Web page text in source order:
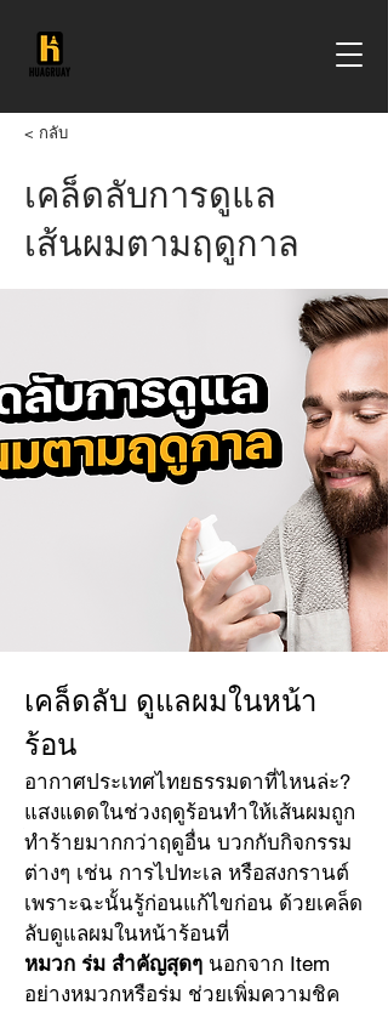
< กลับ
เคล็ดลับการดูแล
เส้นผมตามฤดูกาล
หัวกรวย ตัดผมชาย สอน
ตัดผมชาย
Jul 25, 2024
วิธีดูแลเส้นผมฤดูต่างๆ
เคล็ดลับ ดูแลผมในหน้า
ร้อน
อากาศประเทศไทยธรรมดาที่ไหนล่ะ?
แสงแดดในช่วงฤดูร้อนทำให้เส้นผมถูก
ทำร้ายมากกว่าฤดูอื่น บวกกับกิจกรรม
ต่างๆ เช่น การไปทะเล หรือสงกรานต์
เพราะฉะนั้นรู้ก่อนแก้ไขก่อน ด้วยเคล็ด
ลับดูแลผมในหน้าร้อนที่
หมวก ร่ม สำคัญสุดๆ นอกจาก Item
อย่างหมวกหรือร่ม ช่วยเพิ่มความชิค